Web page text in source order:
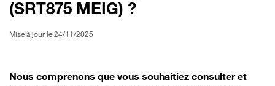
(SRT875 MEIG) ?
Mise à jour le 24/11/2025
Nous comprenons que vous souhaitiez consulter et